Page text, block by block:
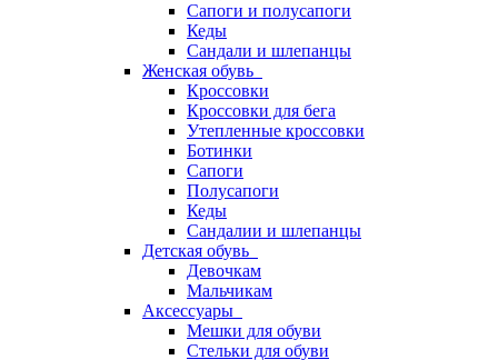
Сапоги и полусапоги
Кеды
Сандали и шлепанцы
Женская обувь
Кроссовки
Кроссовки для бега
Утепленные кроссовки
Ботинки
Сапоги
Полусапоги
Кеды
Сандалии и шлепанцы
Детская обувь
Девочкам
Мальчикам
Аксессуары
Мешки для обуви
Стельки для обуви